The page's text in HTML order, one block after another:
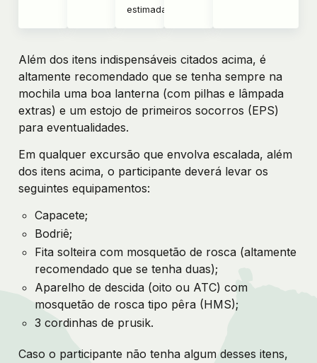
estimada
Além dos itens indispensáveis citados acima, é
altamente recomendado que se tenha sempre na
mochila uma boa lanterna (com pilhas e lâmpada
extras) e um estojo de primeiros socorros (EPS)
para eventualidades.
Em qualquer excursão que envolva escalada, além
dos itens acima, o participante deverá levar os
seguintes equipamentos:
Capacete;
Bodriê;
Fita solteira com mosquetão de rosca (altamente
recomendado que se tenha duas);
Aparelho de descida (oito ou ATC) com
mosquetão de rosca tipo pêra (HMS);
3 cordinhas de prusik.
Caso o participante não tenha algum desses itens,